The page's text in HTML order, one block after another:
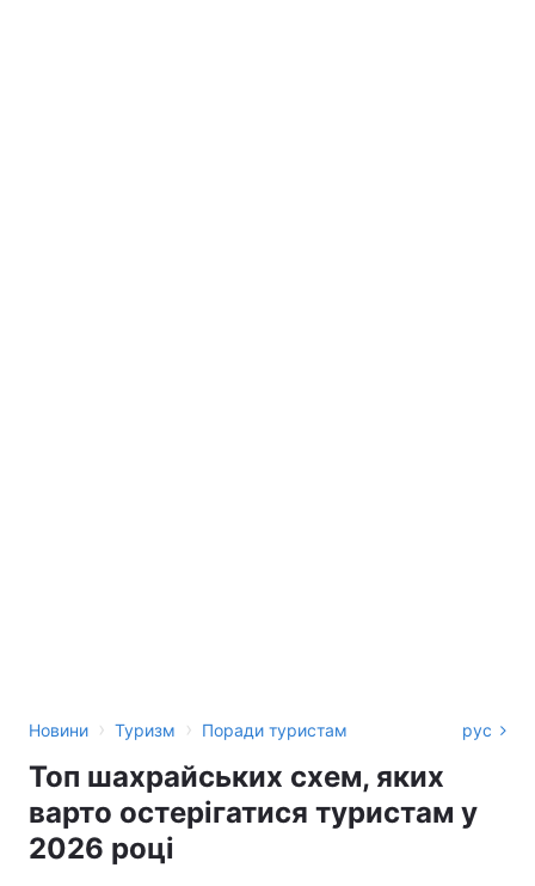
Новини › Туризм › Поради туристам рус
Топ шахрайських схем, яких
варто остерігатися туристам у
2026 році